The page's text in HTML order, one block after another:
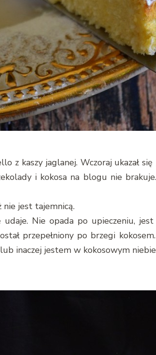
z kaszy jaglanej. Wczoraj ukazał
i kokosa na blogu nie
nie jest tajemnicą.
Nie opada po upieczeniu,
przepełniony po brzegi
inaczej jestem w kokosowym niebie